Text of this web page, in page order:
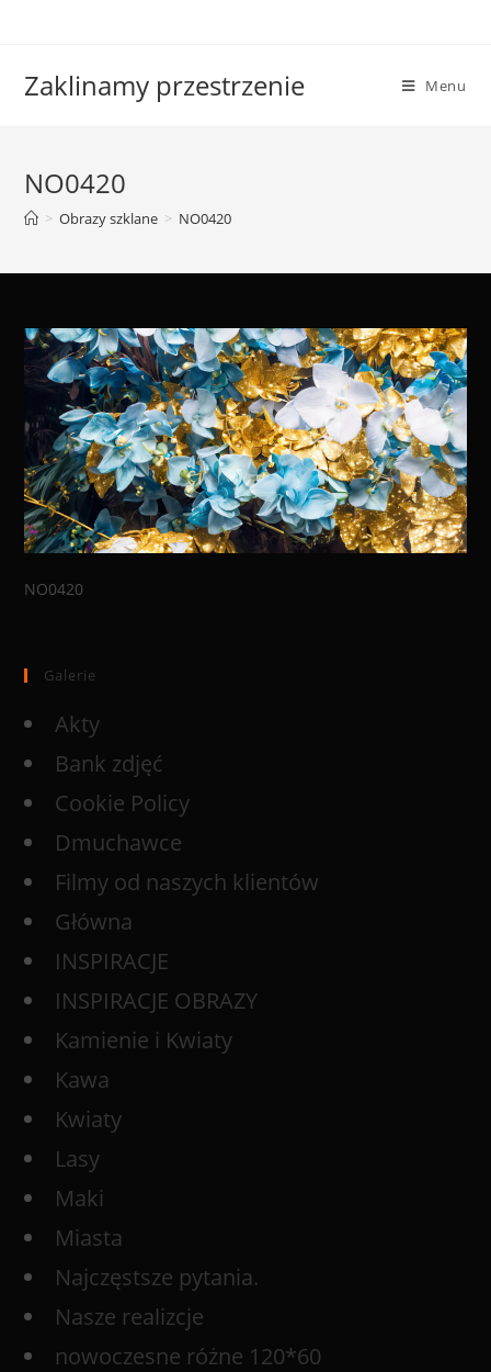
Zaklinamy przestrzenie Menu
NO0420
> Obrazy szklane > NO0420
NO0420
Galerie
Akty
Bank zdjęć
Cookie Policy
Dmuchawce
Filmy od naszych klientów
Główna
INSPIRACJE
INSPIRACJE OBRAZY
Kamienie i Kwiaty
Kawa
Kwiaty
Lasy
Maki
Miasta
Najczęstsze pytania.
Nasze realizcje
nowoczesne różne 120*60